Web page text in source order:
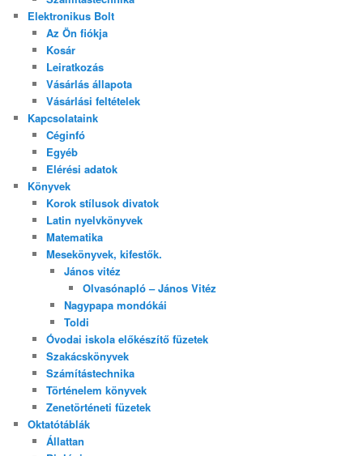
Elektronikus Bolt
Az Ön fiókja
Kosár
Leiratkozás
Vásárlás állapota
Vásárlási feltételek
Kapcsolataink
Céginfó
Egyéb
Elérési adatok
Könyvek
Korok stílusok divatok
Latin nyelvkönyvek
Matematika
Mesekönyvek, kifestők.
János vitéz
Olvasónapló – János Vitéz
Nagypapa mondókái
Toldi
Óvodai iskola előkészítő füzetek
Szakácskönyvek
Számítástechnika
Történelem könyvek
Zenetörténeti füzetek
Oktatótáblák
Állattan